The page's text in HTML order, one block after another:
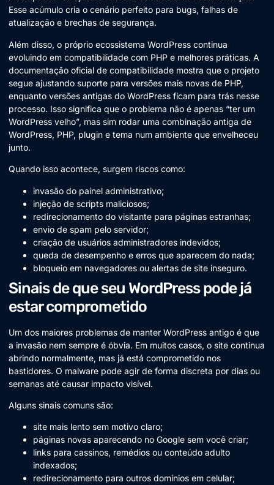
Esse acúmulo cria o cenário perfeito para bugs, falhas de
atualização e brechas de segurança.
Além disso, o próprio ecossistema WordPress continua
evoluindo em compatibilidade com PHP e melhores práticas. A
documentação oficial de compatibilidade mostra que o projeto
segue ajustando suporte para versões mais novas de PHP,
enquanto versões antigas do WordPress ficam para trás nesse
processo. Isso significa que o problema não é apenas “ter um
WordPress velho”, mas sim rodar uma combinação antiga de
WordPress, PHP, plugin e tema num ambiente que envelheceu
junto.
Quando isso acontece, surgem riscos como:
invasão do painel administrativo;
injeção de scripts maliciosos;
redirecionamento do visitante para páginas estranhas;
envio de spam pelo servidor;
criação de usuários administradores indevidos;
queda de desempenho e erros que aparecem do nada;
bloqueio em navegadores ou alertas de site inseguro.
Sinais de que seu WordPress pode já
estar comprometido
Um dos maiores problemas de manter WordPress antigo é que
a invasão nem sempre é óbvia. Em muitos casos, o site continua
abrindo normalmente, mas já está comprometido nos
bastidores. O malware pode agir de forma discreta por dias ou
semanas até causar impacto visível.
Alguns sinais comuns são:
site mais lento sem motivo claro;
páginas novas aparecendo no Google sem você criar;
links para cassinos, remédios ou conteúdo adulto
indexados;
redirecionamento para outros domínios em celular;